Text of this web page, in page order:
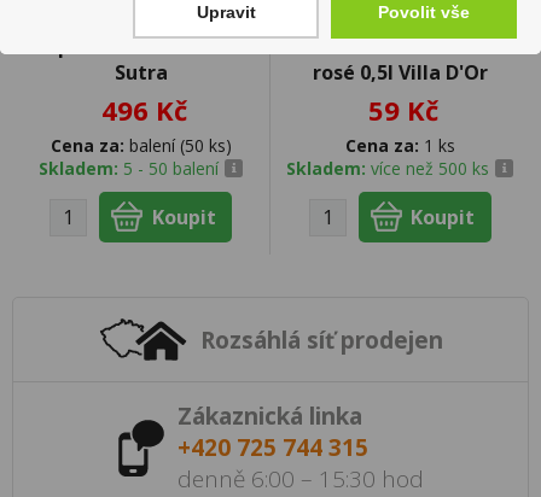
Zapalovač PROF Kama
Sutra
496 Kč
Cena za: balení (50 ks)
Skladem: 5 - 50 balení
Muscat Moldovenesc
rosé 0,5l Villa D'Or
59 Kč
Cena za: 1 ks
Skladem: více než 500 ks
Rozsáhlá síť prodejen
Zákaznická linka
+420 725 744 315
denně 6:00 – 15:30 hod
Upravit Povolit vše